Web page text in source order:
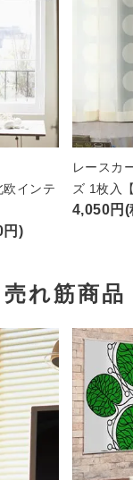
欧インテ
円)
レースカ
ズ 1枚入
4,050円(
売れ筋商品